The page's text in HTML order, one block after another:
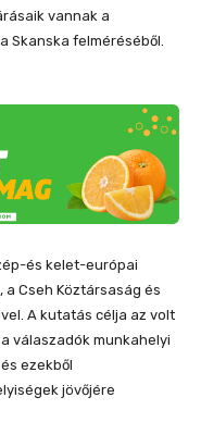
vannak a
Skanska felméréséből.
és kelet-európai
Cseh Köztársaság és
A kutatás célja az volt
válaszadók munkahelyi
ezekből
jövőjére